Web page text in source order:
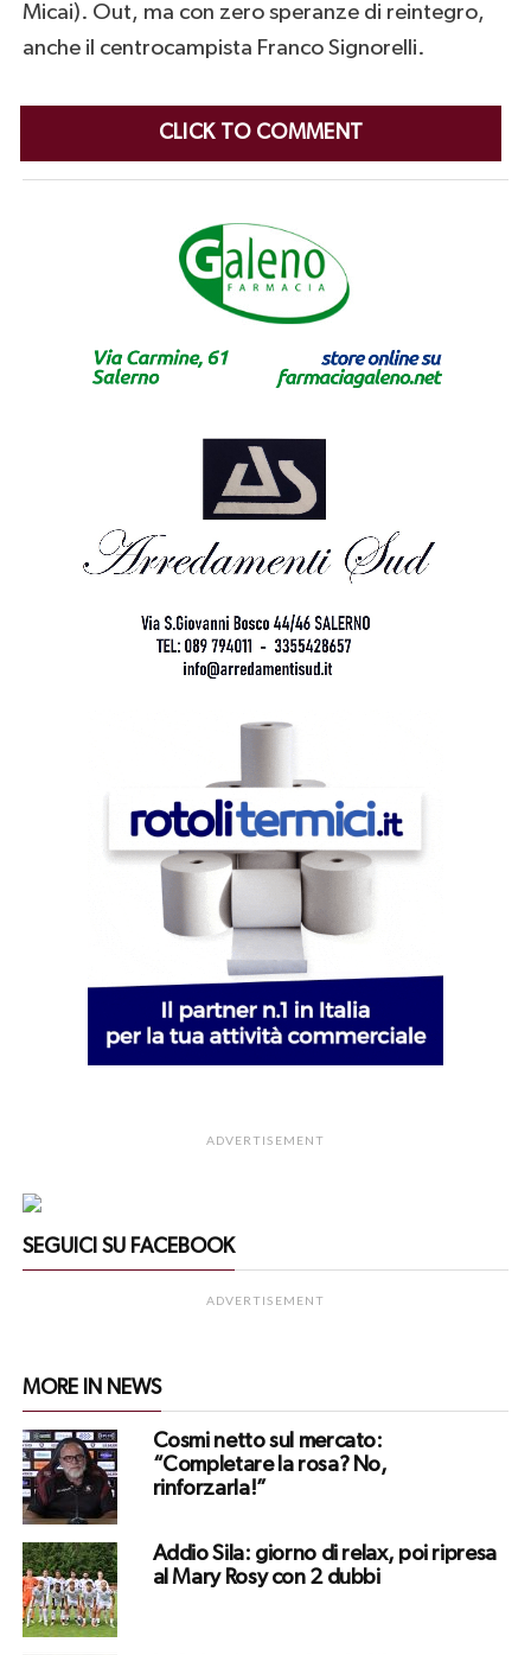
Micai). Out, ma con zero speranze di reintegro,
anche il centrocampista Franco Signorelli.
CLICK TO COMMENT
ADVERTISEMENT
SEGUICI SU FACEBOOK
ADVERTISEMENT
MORE IN NEWS
Cosmi netto sul mercato:
“Completare la rosa? No,
rinforzarla!”
Addio Sila: giorno di relax, poi ripresa
al Mary Rosy con 2 dubbi